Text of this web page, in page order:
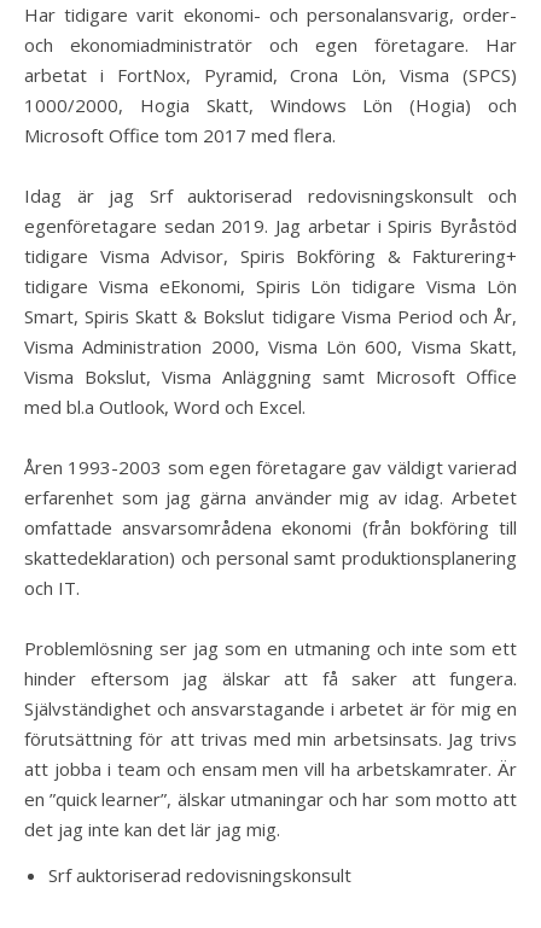
Har tidigare varit ekonomi- och personalansvarig, order-
och ekonomiadministratör och egen företagare. Har
arbetat i FortNox, Pyramid, Crona Lön, Visma (SPCS)
1000/2000, Hogia Skatt, Windows Lön (Hogia) och
Microsoft Office tom 2017 med flera.
Idag är jag Srf auktoriserad redovisningskonsult och
egenföretagare sedan 2019. Jag arbetar i Spiris Byråstöd
tidigare Visma Advisor, Spiris Bokföring & Fakturering+
tidigare Visma eEkonomi, Spiris Lön tidigare Visma Lön
Smart, Spiris Skatt & Bokslut tidigare Visma Period och År,
Visma Administration 2000, Visma Lön 600, Visma Skatt,
Visma Bokslut, Visma Anläggning samt Microsoft Office
med bl.a Outlook, Word och Excel.
Åren 1993-2003 som egen företagare gav väldigt varierad
erfarenhet som jag gärna använder mig av idag. Arbetet
omfattade ansvarsområdena ekonomi (från bokföring till
skattedeklaration) och personal samt produktionsplanering
och IT.
Problemlösning ser jag som en utmaning och inte som ett
hinder eftersom jag älskar att få saker att fungera.
Självständighet och ansvarstagande i arbetet är för mig en
förutsättning för att trivas med min arbetsinsats. Jag trivs
att jobba i team och ensam men vill ha arbetskamrater. Är
en ”quick learner”, älskar utmaningar och har som motto att
det jag inte kan det lär jag mig.
Srf auktoriserad redovisningskonsult